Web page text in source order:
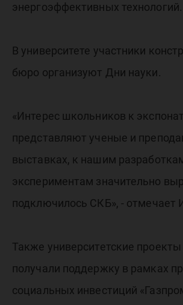
энергоэффективных технологий.
В университете участники
бюро организуют Дни науки.
«Интерес школьников к
представляют ученые и
выставках, к нашим
экспериментам значительно
подключилось СКБ», - отмечает
Также университетские
получали поддержку в рамках
социальных инвестиций